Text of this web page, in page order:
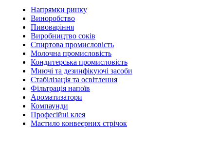
Напрямки ринку
Виноробство
Пивоваріння
Виробництво соків
Спиртова промисловість
Молочна промисловість
Кондитерська промисловість
Миючі та дезинфікуючі засоби
Стабілізація та освітлення
Фільтрація напоїв
Ароматизатори
Компаунди
Професійні клея
Мастило конвеєрних стрічок